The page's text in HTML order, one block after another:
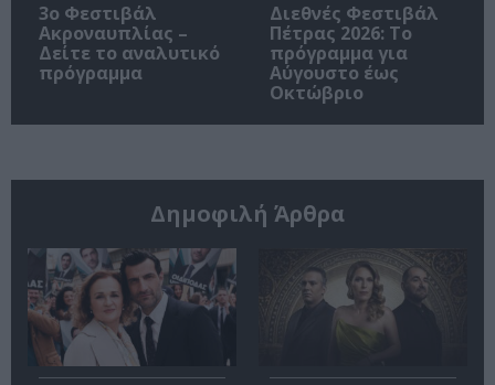
3ο Φεστιβάλ
Ακροναυπλίας –
Δείτε το αναλυτικό
πρόγραμμα
Διεθνές Φεστιβάλ
Πέτρας 2026: Το
πρόγραμμα για
Αύγουστο έως
Οκτώβριο
Δημοφιλή Άρθρα